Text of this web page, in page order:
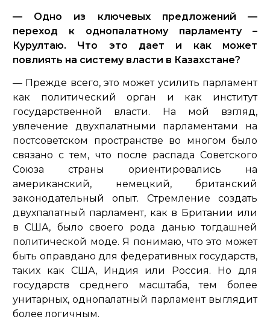
— Одно из ключевых предложений —
переход к однопалатному парламенту –
Курултаю. Что это дает и как может
повлиять на систему власти в Казахстане?
— Прежде всего, это может усилить парламент
как политический орган и как институт
государственной власти. На мой взгляд,
увлечение двухпалатными парламентами на
постсоветском пространстве во многом было
связано с тем, что после распада Советского
Союза страны ориентировались на
американский, немецкий, британский
законодательный опыт. Стремление создать
двухпалатный парламент, как в Британии или
в США, было своего рода данью тогдашней
политической моде. Я понимаю, что это может
быть оправдано для федеративных государств,
таких как США, Индия или Россия. Но для
государств среднего масштаба, тем более
унитарных, однопалатный парламент выглядит
более логичным.